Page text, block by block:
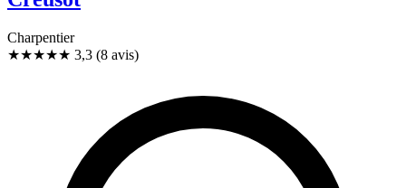
Charpentier
★★★★★ 3,3 (8 avis)